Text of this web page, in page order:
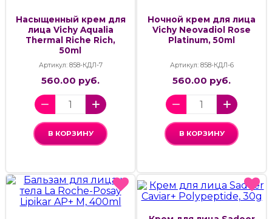
Насыщенный крем для
лица Vichy Aqualia
Thermal Riche Rich,
50ml
Артикул: 858-КДЛ-7
560.00 руб.
В КОРЗИНУ
Ночной крем для лица
Vichy Neovadiol Rose
Platinum, 50ml
Артикул: 858-КДЛ-6
560.00 руб.
В КОРЗИНУ